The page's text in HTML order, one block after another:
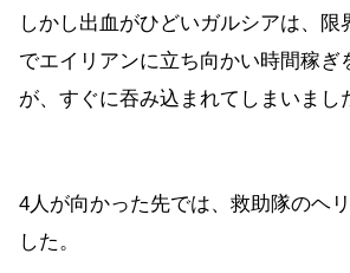
しかし出血がひどいガルシアは、限
でエイリアンに立ち向かい時間稼ぎ
が、すぐに吞み込まれてしまいまし
4人が向かった先では、救助隊のヘ
した。